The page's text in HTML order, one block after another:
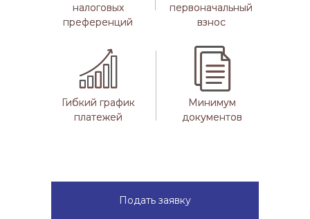
Минимум
документов
Минимум
документов
Гибкий график
платежей
Гибкий график
платежей
первоначальный
взнос
налоговых
преференций
первоначальный
взнос
налоговых
преференций
Подать заявку